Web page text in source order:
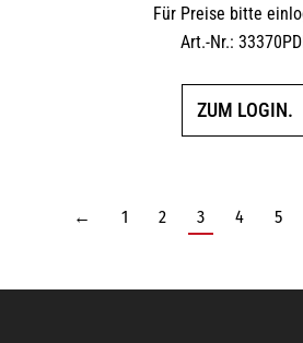
Für Preise bitte
Art.-Nr.:
ZUM LOGIN.
← 1 2 3 4 5